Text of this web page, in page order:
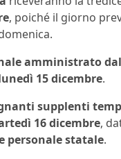
, poiché il giorno
amministrato
15 dicembre.
supplenti
16 dicembre,
personale statale.